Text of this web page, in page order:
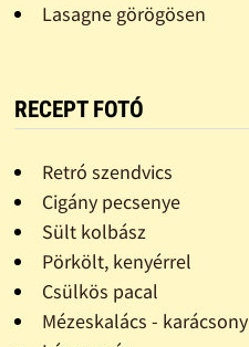
Lasagne görögösen
RECEPT FOTÓ
Retró szendvics
Cigány pecsenye
Sült kolbász
Pörkölt, kenyérrel
Csülkös pacal
Mézeskalács - karácsony